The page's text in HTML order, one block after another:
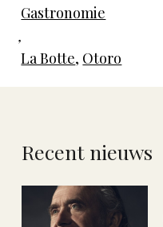
Gastronomie
,
La Botte, Otoro
Recent nieuws